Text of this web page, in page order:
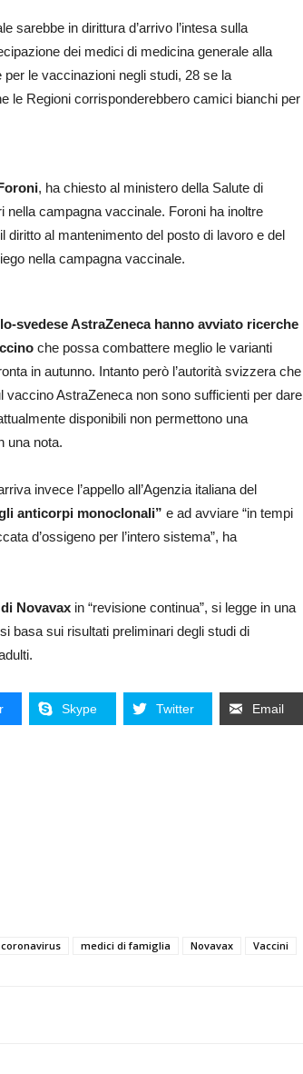
sarebbe in dirittura d’arrivo l’intesa sulla
dei medici di medicina generale alla
le vaccinazioni negli studi, 28 se la
le Regioni corrisponderebbero camici bianchi per
, ha chiesto al ministero della Salute di
campagna vaccinale. Foroni ha inoltre
al mantenimento del posto di lavoro e del
nella campagna vaccinale.
svedese AstraZeneca hanno avviato ricerche
che possa combattere meglio le varianti
in autunno. Intanto però l’autorità svizzera che
vaccino AstraZeneca non sono sufficienti per dare
disponibili non permettono una
una nota.
invece l’appello all’Agenzia italiana del
anticorpi monoclonali” e ad avviare “in tempi
d’ossigeno per l’intero sistema”, ha
Novavax in “revisione continua”, si legge in una
basa sui risultati preliminari degli studi di
Skype Twitter Email
coronavirus medici di famiglia Novavax Vaccini